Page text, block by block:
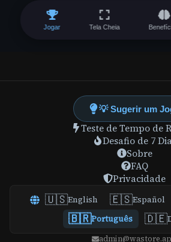
Jogar Tela Cheia
💡 Sugerir um
Teste de Tempo de
Desafio de 7
Sobre
FAQ
Privacidade
🇺🇸English 🇪🇸Español
🇧🇷Português 🇩🇪